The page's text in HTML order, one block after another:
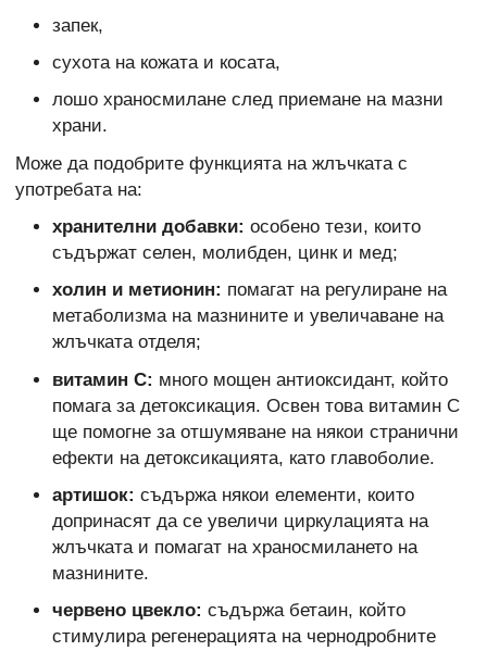
запек,
сухота на кожата и косата,
лошо храносмилане след приемане на мазни
храни.
Може да подобрите функцията на жлъчката с
употребата на:
хранителни добавки: особено тези, които
съдържат селен, молибден, цинк и мед;
холин и метионин: помагат на регулиране на
метаболизма на мазнините и увеличаване на
жлъчката отделя;
витамин С: много мощен антиоксидант, който
помага за детоксикация. Освен това витамин С
ще помогне за отшумяване на някои странични
ефекти на детоксикацията, като главоболие.
артишок: съдържа някои елементи, които
допринасят да се увеличи циркулацията на
жлъчката и помагат на храносмилането на
мазнините.
червено цвекло: съдържа бетаин, който
стимулира регенерацията на чернодробните